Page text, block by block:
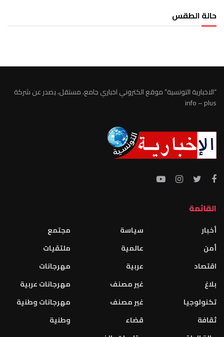
حالة الطقس
“الاخبارية التونسية” موقع الكتروني اخباري جامع، مستقل، يصدر عن شركة
info – plus
القائمة
أخبار
أمن
اقتصاد
بلاغ
تكنولوجيا
ثقافة
سياسة
عالمية
عربية
غير مصنف
غير مصنف
قضاء
مجتمع
ملتقيات
مهرجانات
مهرجانات عربية
مهرجانات وطنية
وطنية